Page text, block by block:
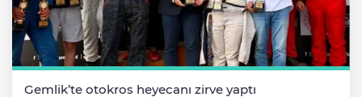
Gemlik’te otokros heyecanı zirve yaptı